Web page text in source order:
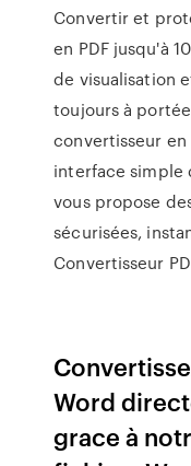
Convertir et
en PDF jusqu'à
de visualisation
toujours à
convertisseur
interface simple
vous propose
sécurisées,
Convertisseur
Word
grace à